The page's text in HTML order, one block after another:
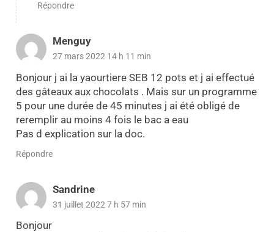
Répondre
Menguy
27 mars 2022 14 h 11 min
Bonjour j ai la yaourtiere SEB 12 pots et j ai effectué
des gâteaux aux chocolats . Mais sur un programme
5 pour une durée de 45 minutes j ai été obligé de
reremplir au moins 4 fois le bac a eau
Pas d explication sur la doc.
Répondre
Sandrine
31 juillet 2022 7 h 57 min
Bonjour